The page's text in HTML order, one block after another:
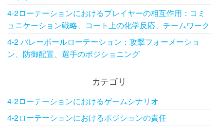
4-2ローテーションにおけるプレイヤーの相互作用：コミ
ュニケーション戦略、コート上の化学反応、チームワーク
4-2 バレーボールローテーション：攻撃フォーメーショ
ン、防御配置、選手のポジショニング
カテゴリ
4-2ローテーションにおけるゲームシナリオ
4-2ローテーションにおけるポジションの責任